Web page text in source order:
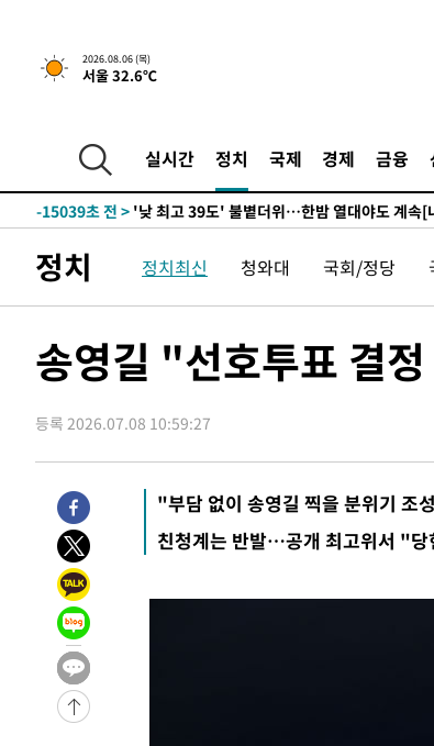
2026.08.06 (목)
서울 32.6℃
실시간 정치 국제 경제 금융
-18059초 전 >[속보]합참 "北 발사체는 단거리탄도미사일…감
화"
-17807초 전 >日방위성, 北이 동해로 쏜 발사체는 탄도미사일
-15643초 전 >
[속보]합참 "북, 동해상으로 미상 발사체 발사"
-15039초 전 >
-14998초 전 > [속보]7~9일 프로야구 3연전도 폭염 취소…11
-14487초 전 >
'월드컵 탈락 후폭풍' 축구협회…초유의 압수
-14327초 전 >서울 낮 37.9도, 올여름 최고치 경신…영등포
-9984초 전 >[속보]코스닥, 800p 회복…0.26% 오른 801.67
-9779초 전 >[속보]원·달러 환율, 0.7원 내린 1423.8원 마감
-7378초 전 >"여기 떨어졌다"…다누리, 스페이스X 로켓 달 충
-4423초 전 >
손흥민, 5경기 연속골 실패…LAFC는 승부차기 끝
49분 전 >
내일까지 39도 '펄펄'…기상청 "태풍 지나며 폭염 잠
55분 전 >
트럼프, 한국계 진보 주지사 후보 맹공…"공산주의
56분 전 >
1시간 전 >
2시간 전 >
-18059초 전 >
화"
-17807초 전 >
정치 정치최신 청와대 국회/정당
송영길 "선호투표 결
등록 2026.07.08 10:59:27
"부담 없이 송영길 찍을 분위기 조
친청계는 반발…공개 최고위서 "